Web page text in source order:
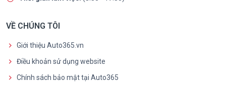
VỀ CHÚNG TÔI
Giới thiệu Auto365.vn
Điều khoản sử dụng website
Chính sách bảo mật tại Auto365